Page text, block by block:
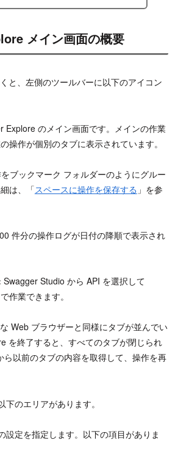
メイン画面の概要
と、左側のツールバーに以下のアイコン
Explore のメイン画面です。メインの作業
操作が個別のタブに表示されています。
ブックマーク フォルダーのようにグルー
は、「スペースに操作を保存する 」を参
件分の操作ログが日付の降順で表示され
Swagger Studio から API を選択して
作業できます。
Web ブラウザーと同様にタブが並んでい
を終了すると、すべてのタブが閉じられ
ら以前のタブの内容を取得して、操作を再
下のエリアがあります。
設定を指定します。以下の項目がありま